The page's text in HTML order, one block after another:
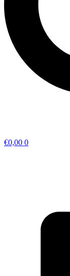
€0,00 0